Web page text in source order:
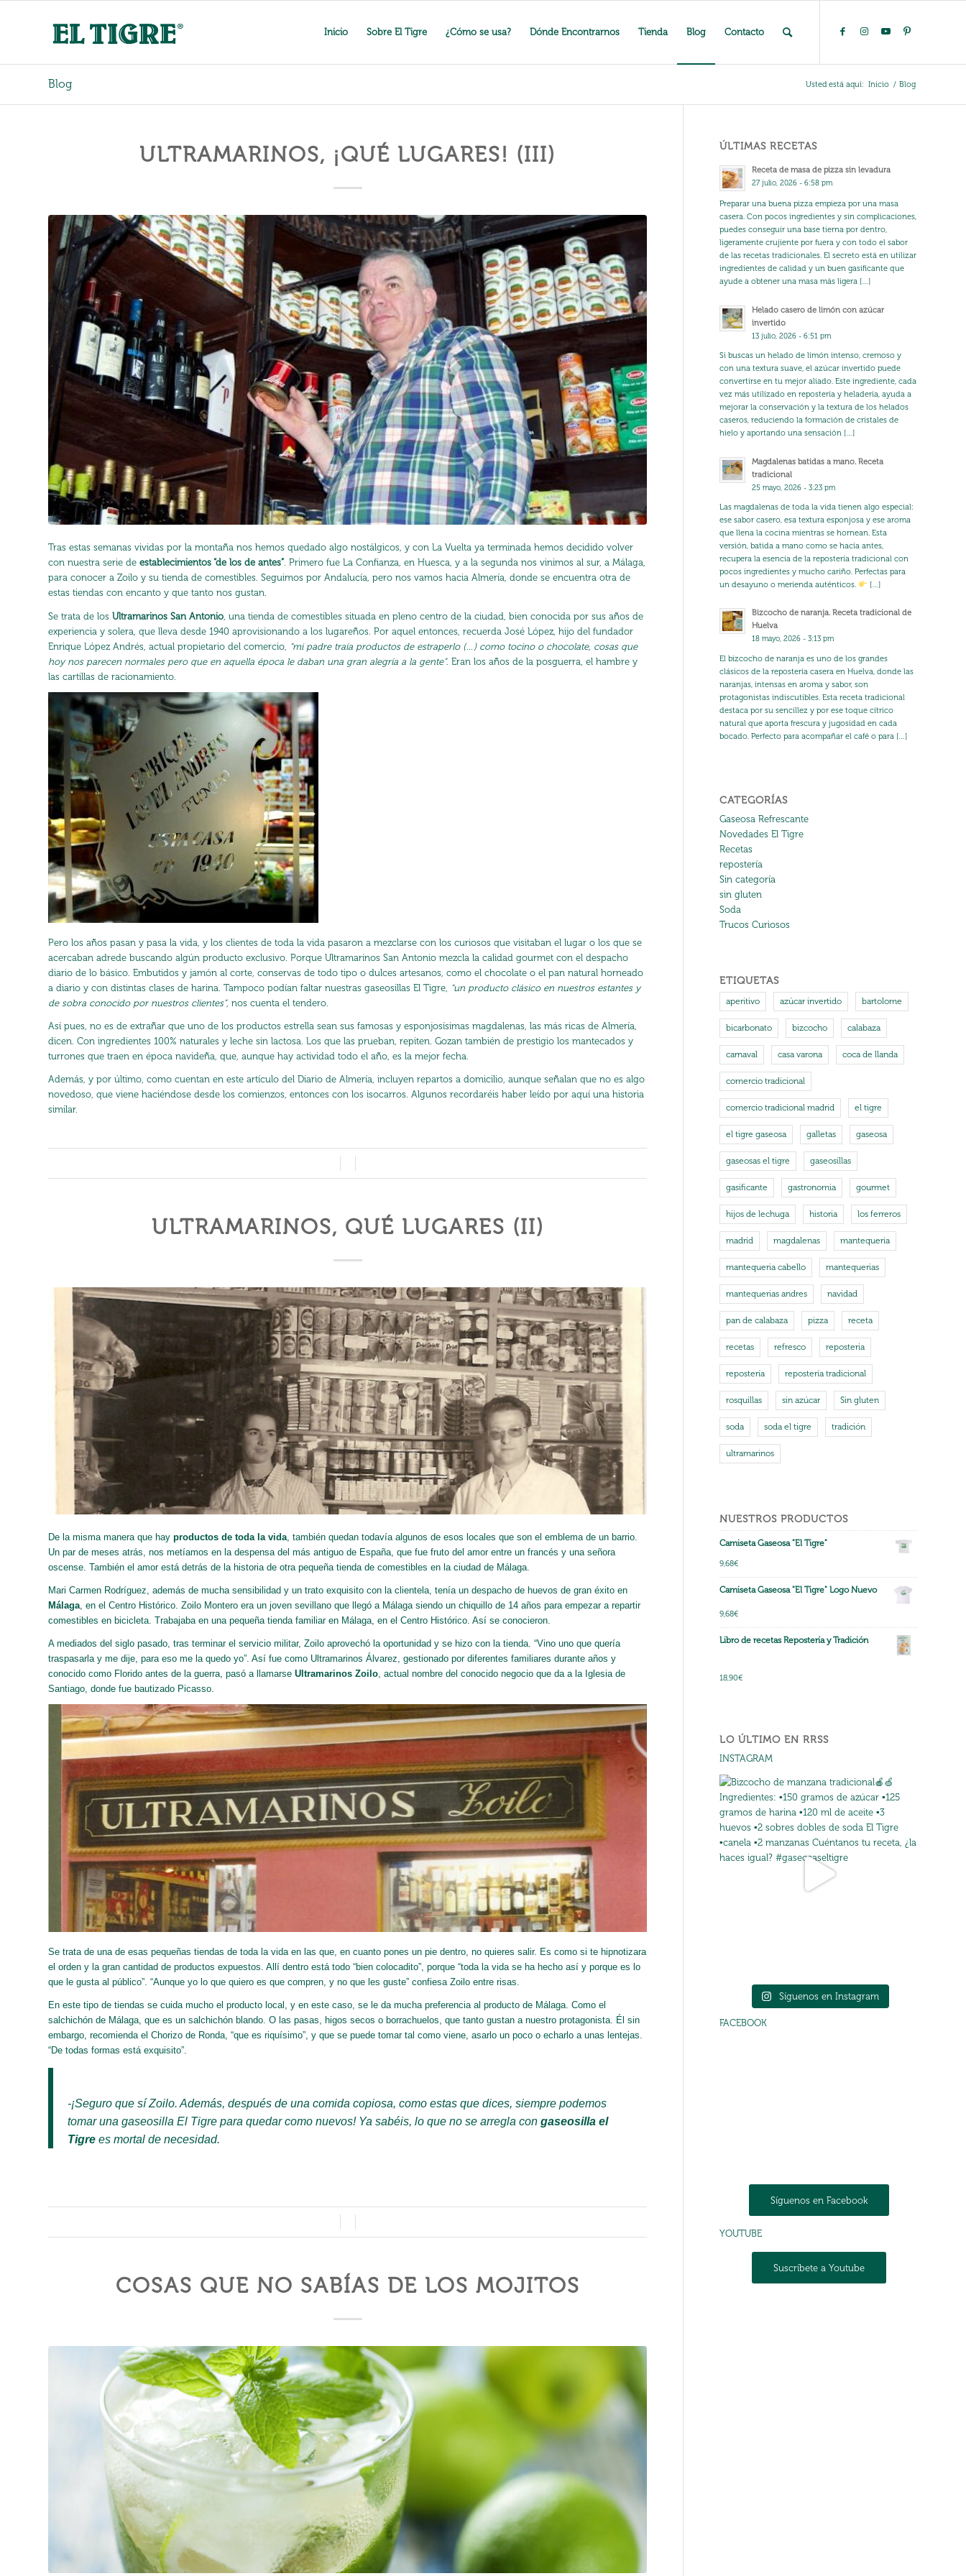
Inicio Sobre El Tigre ¿Cómo se usa? Dónde Encontrarnos Tienda Blog Contacto
Blog Usted está aquí: Inicio / Blog
ULTRAMARINOS, ¡QUÉ LUGARES! (III)
Tras estas semanas vividas por la montaña nos hemos quedado algo nostálgicos, y con La Vuelta ya terminada hemos decidido volver
con nuestra serie de establecimientos “de los de antes”. Primero fue La Confianza, en Huesca, y a la segunda nos vinimos al sur, a Málaga,
para conocer a Zoilo y su tienda de comestibles. Seguimos por Andalucía, pero nos vamos hacia Almería, donde se encuentra otra de
estas tiendas con encanto y que tanto nos gustan.
Se trata de los Ultramarinos San Antonio , una tienda de comestibles situada en pleno centro de la ciudad, bien conocida por sus años de
experiencia y solera, que lleva desde 1940 aprovisionando a los lugareños. Por aquel entonces, recuerda José López, hijo del fundador
Enrique López Andrés, actual propietario del comercio, “mi padre traía productos de estraperlo (…) como tocino o chocolate, cosas que
hoy nos parecen normales pero que en aquella época le daban una gran alegría a la gente”. Eran los años de la posguerra, el hambre y
las cartillas de racionamiento.
Pero los años pasan y pasa la vida, y los clientes de toda la vida pasaron a mezclarse con los curiosos que visitaban el lugar o los que se
acercaban adrede buscando algún producto exclusivo. Porque Ultramarinos San Antonio mezcla la calidad gourmet con el despacho
diario de lo básico. Embutidos y jamón al corte, conservas de todo tipo o dulces artesanos, como el chocolate o el pan natural horneado
a diario y con distintas clases de harina. Tampoco podían faltar nuestras gaseosillas El Tigre, “un producto clásico en nuestros estantes y
de sobra conocido por nuestros clientes”, nos cuenta el tendero.
Así pues, no es de extrañar que uno de los productos estrella sean sus famosas y esponjosísimas magdalenas, las más ricas de Almería,
dicen. Con ingredientes 100% naturales y leche sin lactosa. Los que las prueban, repiten. Gozan también de prestigio los mantecados y
turrones que traen en época navideña, que, aunque hay actividad todo el año, es la mejor fecha.
Además, y por último, como cuentan en este artículo del Diario de Almería , incluyen repartos a domicilio, aunque señalan que no es algo
novedoso, que viene haciéndose desde los comienzos, entonces con los isocarros. Algunos recordaréis haber leído por aquí una historia
similar.
ULTRAMARINOS, QUÉ LUGARES (II)
De la misma manera que hay productos de toda la vida, también quedan todavía algunos de esos locales que son el emblema de un barrio.
Un par de meses atrás, nos metíamos en la despensa del más antiguo de España, que fue fruto del amor entre un francés y una señora
oscense. También el amor está detrás de la historia de otra pequeña tienda de comestibles en la ciudad de Málaga.
Mari Carmen Rodríguez, además de mucha sensibilidad y un trato exquisito con la clientela, tenía un despacho de huevos de gran éxito en
Málaga, en el Centro Histórico. Zoilo Montero era un joven sevillano que llegó a Málaga siendo un chiquillo de 14 años para empezar a repartir
comestibles en bicicleta. Trabajaba en una pequeña tienda familiar en Málaga, en el Centro Histórico. Así se conocieron.
A mediados del siglo pasado, tras terminar el servicio militar, Zoilo aprovechó la oportunidad y se hizo con la tienda. “Vino uno que quería
traspasarla y me dije, para eso me la quedo yo”. Así fue como Ultramarinos Álvarez, gestionado por diferentes familiares durante años y
conocido como Florido antes de la guerra, pasó a llamarse Ultramarinos Zoilo, actual nombre del conocido negocio que da a la Iglesia de
Santiago, donde fue bautizado Picasso.
Se trata de una de esas pequeñas tiendas de toda la vida en las que, en cuanto pones un pie dentro, no quieres salir. Es como si te hipnotizara
el orden y la gran cantidad de productos expuestos. Allí dentro está todo “bien colocadito”, porque “toda la vida se ha hecho así y porque es lo
que le gusta al público”. “Aunque yo lo que quiero es que compren, y no que les guste” confiesa Zoilo entre risas.
En este tipo de tiendas se cuida mucho el producto local, y en este caso, se le da mucha preferencia al producto de Málaga. Como el
salchichón de Málaga, que es un salchichón blando. O las pasas, higos secos o borrachuelos, que tanto gustan a nuestro protagonista. Él sin
embargo, recomienda el Chorizo de Ronda, “que es riquísimo”, y que se puede tomar tal como viene, asarlo un poco o echarlo a unas lentejas.
“De todas formas está exquisito”.
-¡Seguro que sí Zoilo. Además, después de una comida copiosa, como estas que dices, siempre podemos
tomar una gaseosilla El Tigre para quedar como nuevos! Ya sabéis, lo que no se arregla con gaseosilla el
Tigre es mortal de necesidad.
COSAS QUE NO SABÍAS DE LOS MOJITOS
ÚLTIMAS RECETAS
Receta de masa de pizza sin levadura
27 julio, 2026 - 6:58 pm
Preparar una buena pizza empieza por una masa
casera. Con pocos ingredientes y sin complicaciones,
puedes conseguir una base tierna por dentro,
ligeramente crujiente por fuera y con todo el sabor
de las recetas tradicionales. El secreto está en utilizar
ingredientes de calidad y un buen gasificante que
ayude a obtener una masa más ligera […]
Helado casero de limón con azúcar
invertido
13 julio, 2026 - 6:51 pm
Si buscas un helado de limón intenso, cremoso y
con una textura suave, el azúcar invertido puede
convertirse en tu mejor aliado. Este ingrediente, cada
vez más utilizado en repostería y heladería, ayuda a
mejorar la conservación y la textura de los helados
caseros, reduciendo la formación de cristales de
hielo y aportando una sensación […]
Magdalenas batidas a mano. Receta
tradicional
25 mayo, 2026 - 3:23 pm
Las magdalenas de toda la vida tienen algo especial:
ese sabor casero, esa textura esponjosa y ese aroma
que llena la cocina mientras se hornean. Esta
versión, batida a mano como se hacía antes,
recupera la esencia de la repostería tradicional con
pocos ingredientes y mucho cariño. Perfectas para
un desayuno o merienda auténticos.
[…]
Bizcocho de naranja. Receta tradicional de
Huelva
18 mayo, 2026 - 3:13 pm
El bizcocho de naranja es uno de los grandes
clásicos de la repostería casera en Huelva, donde las
naranjas, intensas en aroma y sabor, son
protagonistas indiscutibles. Esta receta tradicional
destaca por su sencillez y por ese toque cítrico
natural que aporta frescura y jugosidad en cada
bocado. Perfecto para acompañar el café o para […]
CATEGORÍAS
Gaseosa Refrescante
Novedades El Tigre
Recetas
repostería
Sin categoría
sin gluten
Soda
Trucos Curiosos
ETIQUETAS
aperitivo azúcar invertido bartolome
bicarbonato bizcocho calabaza
carnaval casa varona coca de llanda
comercio tradicional
comercio tradicional madrid el tigre
el tigre gaseosa galletas gaseosa
gaseosas el tigre gaseosillas
gasificante gastronomia gourmet
hijos de lechuga historia los ferreros
madrid magdalenas mantequeria
mantequeria cabello mantequerias
mantequerias andres navidad
pan de calabaza pizza receta
recetas refresco reposteria
repostería repostería tradicional
rosquillas sin azúcar Sin gluten
soda soda el tigre tradición
ultramarinos
NUESTROS PRODUCTOS
Camiseta Gaseosa "El Tigre"
9,68€
Camiseta Gaseosa "El Tigre" Logo Nuevo
9,68€
Libro de recetas Repostería y Tradición
Valorado con
18,90€
LO ÚLTIMO EN RRSS
INSTAGRAM
Síguenos en Instagram
FACEBOOK
Síguenos en Facebook
YOUTUBE
Suscríbete a Youtube